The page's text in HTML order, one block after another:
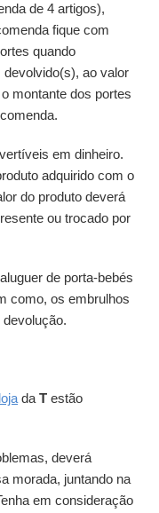
de 4 artigos),
fique com
quando
ao valor
montante dos portes
em dinheiro.
adquirido com o
do produto deverá
ou trocado por
de porta-bebés
como, os embrulhos
loja da T estão
deverá
morada, juntando na
em consideração